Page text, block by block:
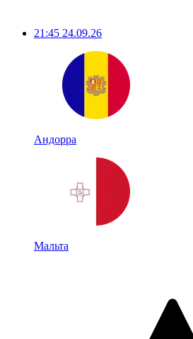
21:45 24.09.26
Андорра
Мальта